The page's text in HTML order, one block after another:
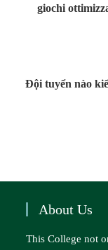
giochi
Đội tuyển nào
About Us
This College not